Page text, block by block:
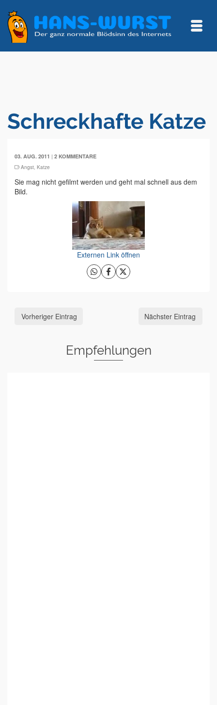
Schreckhafte Katze
03. AUG. 2011 | 2 KOMMENTARE
Angst, Katze
Sie mag nicht gefilmt werden und geht mal schnell aus dem
Bild.
Externen Link öffnen
Vorheriger Eintrag Nächster Eintrag
Empfehlungen